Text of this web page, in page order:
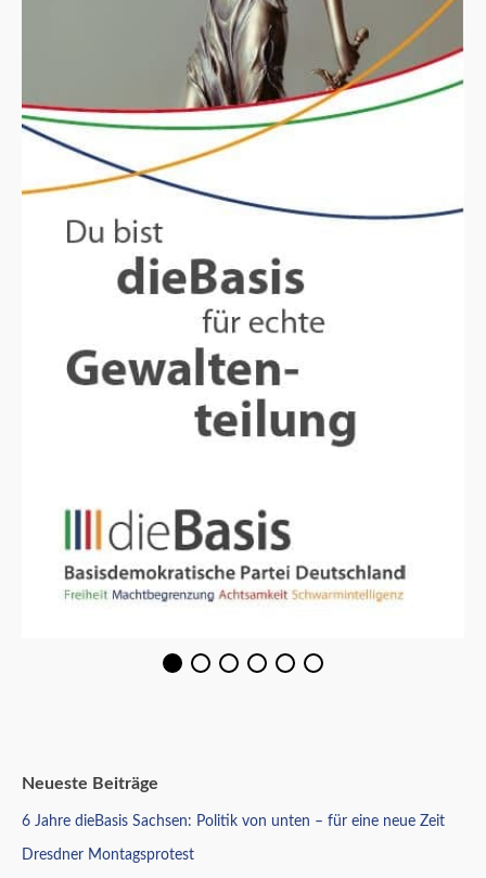
Neueste Beiträge
6 Jahre dieBasis Sachsen: Politik von unten – für eine neue Zeit
Dresdner Montagsprotest